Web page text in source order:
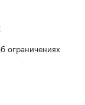
ограничениях